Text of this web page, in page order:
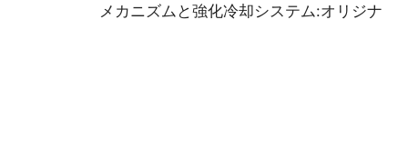
メカニズムと強化冷却システム:オリジナ